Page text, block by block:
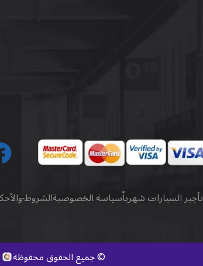
تأجير السيارات شهرياًسياسة الخصوصيةالشروط
©جميع الحقوق محفوظة